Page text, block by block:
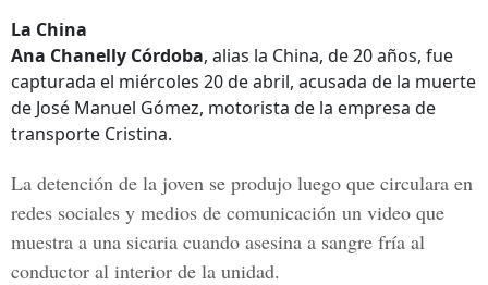
La China
Ana Chanelly Córdoba, alias la China, de 20 años, fue
capturada el miércoles 20 de abril, acusada de la muerte
de José Manuel Gómez, motorista de la empresa de
transporte Cristina.
La detención de la joven se produjo luego que circulara en
redes sociales y medios de comunicación un video que
muestra a una sicaria cuando asesina a sangre fría al
conductor al interior de la unidad.